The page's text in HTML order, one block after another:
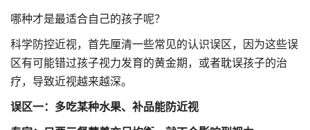
哪种才是最适合自己的孩子呢？
科学防控近视，首先厘清一些常见的认识误区，因为这些误
区有可能错过孩子视力发育的黄金期，或者耽误孩子的治
疗，导致近视越来越深。
误区一：多吃某种水果、补品能防近视